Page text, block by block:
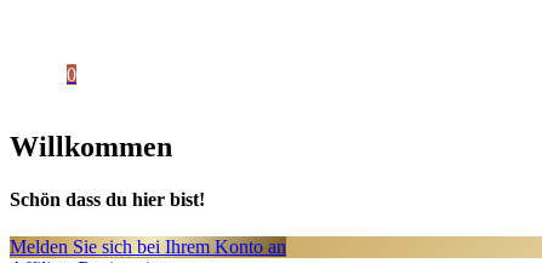
0
Willkommen
Schön dass du hier bist!
Melden Sie sich bei Ihrem Konto an